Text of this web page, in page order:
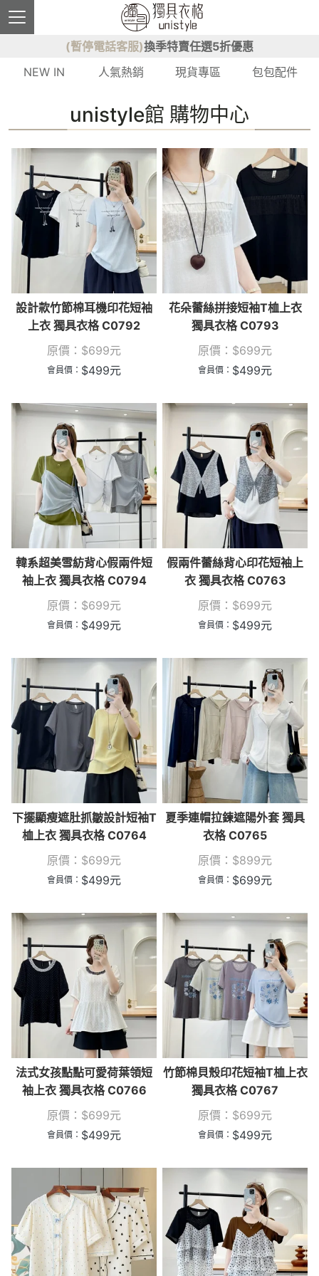
(暫停電話客服)換季特賣任選5折優惠
NEW IN
人氣熱銷 現貨專區 包包配件
unistyle館 購物中心
設計款竹節棉耳機印花短袖
上衣 獨具衣格 C0792
原價： $699元
會員價： $499元
花朵蕾絲拼接短袖T桖上衣
獨具衣格 C0793
原價： $699元
會員價： $499元
韓系超美雪紡背心假兩件短
袖上衣 獨具衣格 C0794
原價： $699元
會員價： $499元
假兩件蕾絲背心印花短袖上
衣 獨具衣格 C0763
原價： $699元
會員價： $499元
下擺顯瘦遮肚抓皺設計短袖T
桖上衣 獨具衣格 C0764
原價： $699元
會員價： $499元
夏季連帽拉鍊遮陽外套 獨具
衣格 C0765
原價： $899元
會員價： $699元
法式女孩點點可愛荷葉領短
袖上衣 獨具衣格 C0766
原價： $699元
會員價： $499元
竹節棉貝殼印花短袖T桖上衣
獨具衣格 C0767
原價： $699元
會員價： $499元